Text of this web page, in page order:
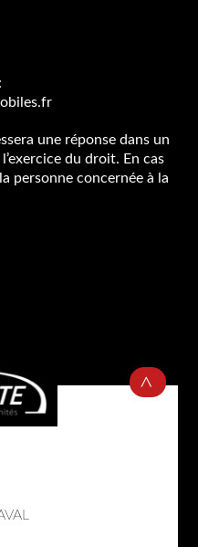
une réponse dans un
du droit. En cas
personne concernée à la
B